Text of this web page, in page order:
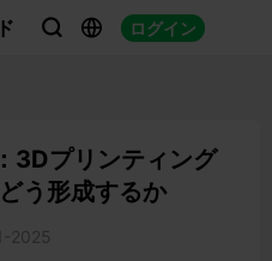
  ログイン
3Dプリンティング
う形成するか
2025